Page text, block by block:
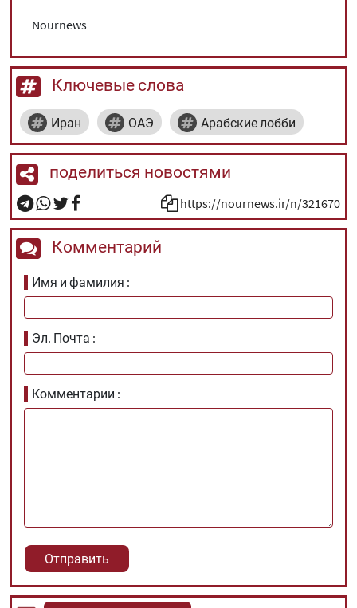
Nournews
Ключевые слова
Иран ОАЭ Арабские лобби
поделиться новостями
https://nournews.ir/n/321670
Комментарий
Имя и фамилия
Эл. Почта
Комментарии